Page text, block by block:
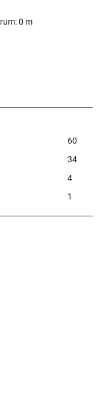
0 m
60
34
4
1